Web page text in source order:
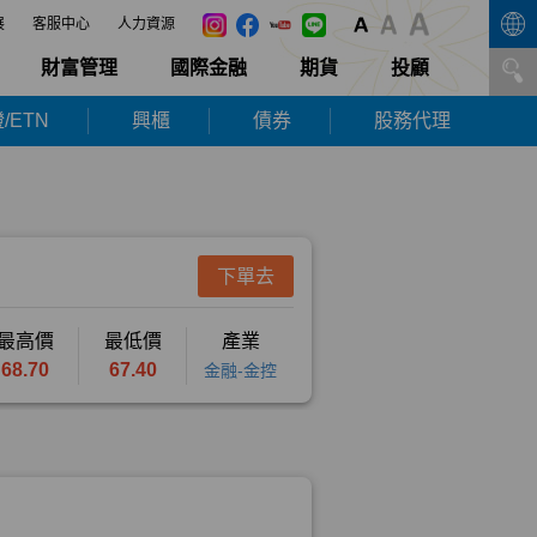
客服中心 人力資源
財富管理 國際金融 期貨 投顧
ETN 興櫃 債券 股務代理